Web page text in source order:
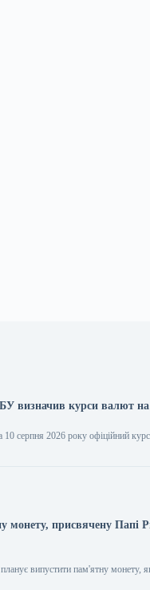
визначив курси валют
серпня 2026 року офіційний
монету, присвячену Папі
випустити пам'ятну монету,